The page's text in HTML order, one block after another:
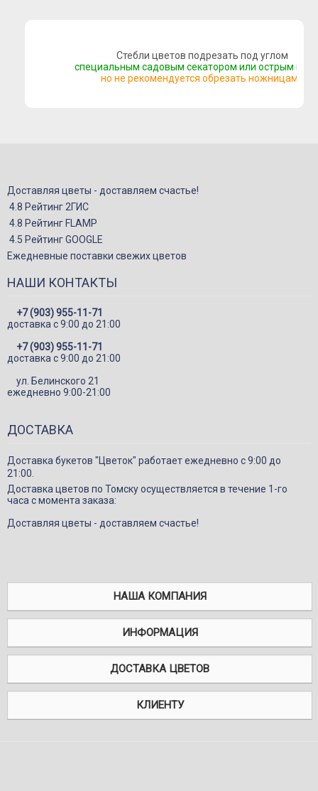
Букеты с орхидеей
Букеты с гортензией
Конфеты и сладкие подарки
Шарики
Стебли цветов подрезать под углом
специальным садовым секатором или острым
но не рекомендуется обрезать ножницами
Доставляя цветы - доставляем счастье!
4.8 Рейтинг 2ГИС
4.8 Рейтинг FLAMP
4.5 Рейтинг GOOGLE
Ежедневные поставки свежих цветов
НАШИ КОНТАКТЫ
+7 (903) 955-11-71
доставка c 9:00 до 21:00
+7 (903) 955-11-71
доставка c 9:00 до 21:00
ул. Белинского 21
ежедневно 9:00-21:00
ДОСТАВКА
Доставка букетов "Цветок" работает ежедневно с 9:00 до
21:00.
Доставка цветов по Томску осуществляется в течение 1-го
часа с момента заказа:
Доставляя цветы - доставляем счастье!
НАША КОМПАНИЯ
ИНФОРМАЦИЯ
ДОСТАВКА ЦВЕТОВ
КЛИЕНТУ